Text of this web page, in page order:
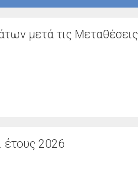
μετά τις Μεταθέσεις
έτους 2026